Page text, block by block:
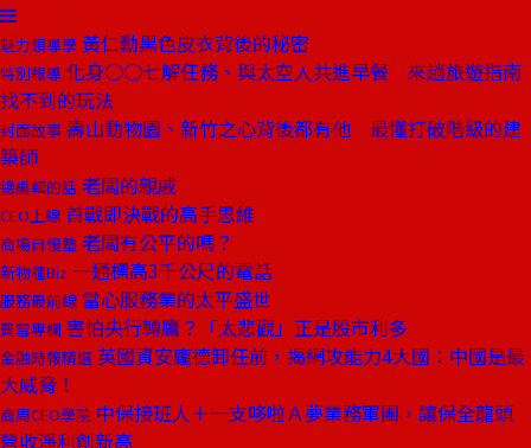
魅力領導學 黃仁勳黑色皮衣背後的秘密
特別報導 化身○○七解任務、與太空人共進早餐 來趟旅遊指南
找不到的玩法
封面故事 壽山動物園、新竹之心背後都有他 最懂打破階級的建
築師
總編輯的話 老闆的親戚
CEO上線 首戰即決戰的高手思維
商場自慢塾 老闆有公平的嗎？
新物種Biz 一通標高3千公尺的電話
服務最前線 當心服務業的太平盛世
費雪專欄 害怕央行轉鷹？「太悲觀」正是股市利多
金融時報精選 英國資安龐德卸任前，揭網攻能力4大國：中國是最
大威脅！
商周CEO學院 中保接班人＋一支哆啦Ａ夢業務軍團，讓保全龍頭
營收淨利創新高